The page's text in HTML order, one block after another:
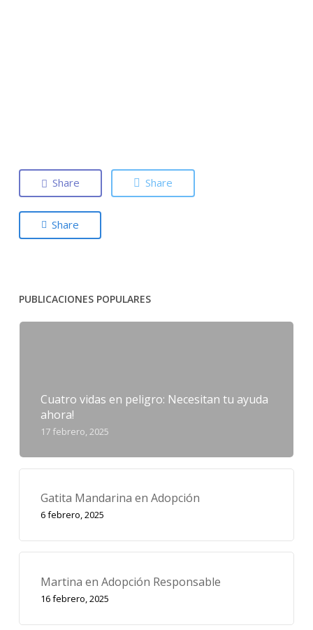
Share Share
Share
PUBLICACIONES POPULARES
Cuatro vidas en peligro: Necesitan tu ayuda
ahora!
17 febrero, 2025
Gatita Mandarina en Adopción
6 febrero, 2025
Martina en Adopción Responsable
16 febrero, 2025